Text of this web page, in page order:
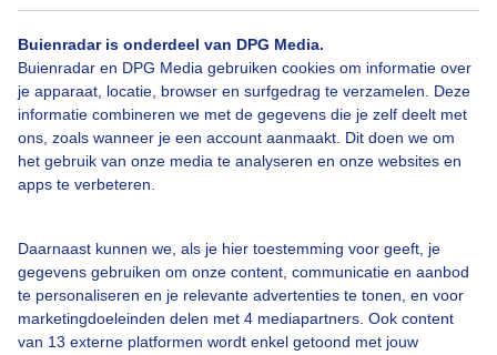
Buienradar is onderdeel van DPG Media.
Buienradar en DPG Media gebruiken cookies om informatie over
je apparaat, locatie, browser en surfgedrag te verzamelen. Deze
informatie combineren we met de gegevens die je zelf deelt met
ons, zoals wanneer je een account aanmaakt. Dit doen we om
het gebruik van onze media te analyseren en onze websites en
apps te verbeteren.
Daarnaast kunnen we, als je hier toestemming voor geeft, je
gegevens gebruiken om onze content, communicatie en aanbod
te personaliseren en je relevante advertenties te tonen, en voor
marketingdoeleinden delen met 4 mediapartners. Ook content
van 13 externe platformen wordt enkel getoond met jouw
Zomer Zon Wolken
Bekijk slideshow
Een moment geduld aub...